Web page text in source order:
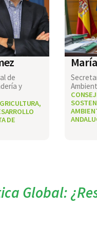
de
y
DE
Global: